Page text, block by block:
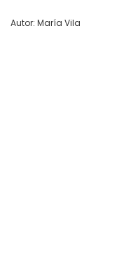
Autor: María Vila